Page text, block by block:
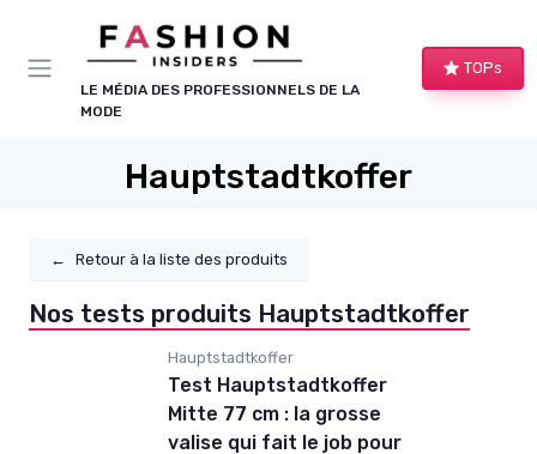
LE MÉDIA DES PROFESSIONNELS DE LA
MODE
TOPs
Hauptstadtkoffer
← Retour à la liste des produits
Nos tests produits Hauptstadtkoffer
Hauptstadtkoffer
Test Hauptstadtkoffer
Mitte 77 cm : la grosse
valise qui fait le job pour